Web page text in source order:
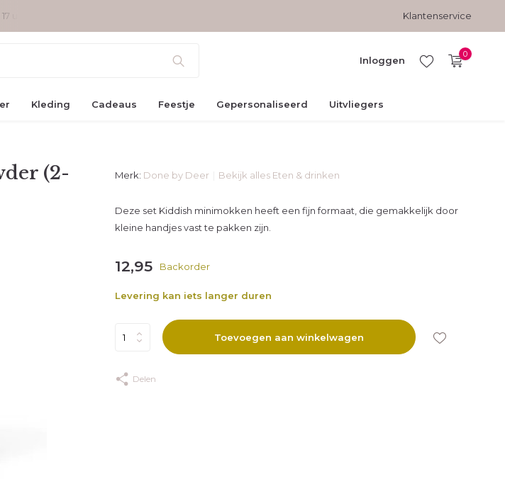
uur besteld, vandaag verzonden Veilig betalen met
Klantenservice
Inloggen
0
Kleding Cadeaus Feestje Gepersonaliseerd Uitvliegers
(2-
Merk: Done by Deer Bekijk alles Eten & drinken
Deze set Kiddish minimokken heeft een fijn formaat, die gemakkelijk door
kleine handjes vast te pakken zijn.
12,95 Backorder
Levering kan iets langer duren
Toevoegen aan winkelwagen
Delen